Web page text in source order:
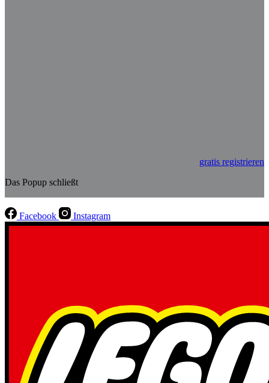
gratis registrieren
Das Popup schließt
Facebook Instagram